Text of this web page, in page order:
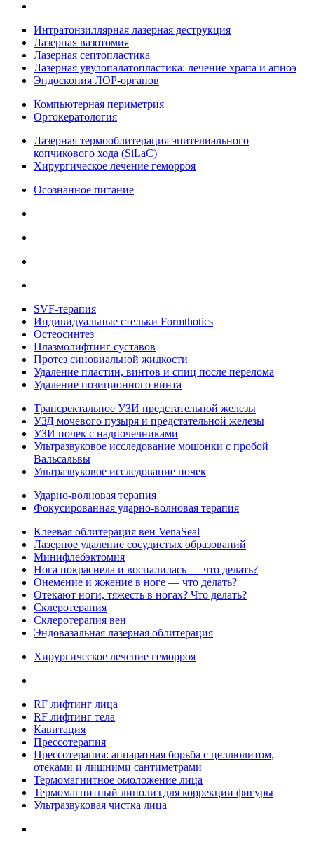
Интратонзиллярная лазерная деструкция
Лазерная вазотомия
Лазерная септопластика
Лазерная увулопалатопластика: лечение храпа и апноэ
Эндоскопия ЛОР-органов
Компьютерная периметрия
Ортокератология
Лазерная термооблитерация эпителиального
копчикового хода (SiLaC)
Хирургическое лечение геморроя
Осознанное питание
SVF-терапия
Индивидуальные стельки Formthotics
Остеосинтез
Плазмолифтинг суставов
Протез синовиальной жидкости
Удаление пластин, винтов и спиц после перелома
Удаление позиционного винта
Трансректальное УЗИ предстательной железы
УЗД мочевого пузыря и предстательной железы
УЗИ почек с надпочечниками
Ультразвуковое исследование мошонки с пробой
Вальсальвы
Ультразвуковое исследование почек
Ударно-волновая терапия
Фокусированная ударно-волновая терапия
Клеевая облитерация вен VenaSeal
Лазерное удаление сосудистых образований
Минифлебэктомия
Нога покраснела и воспалилась — что делать?
Онемение и жжение в ноге — что делать?
Отекают ноги, тяжесть в ногах? Что делать?
Склеротерапия
Склеротерапия вен
Эндовазальная лазерная облитерация
Хирургическое лечение геморроя
RF лифтинг лица
RF лифтинг тела
Кавитация
Прессотерапия
Прессотерапия: аппаратная борьба с целлюлитом,
отеками и лишними сантиметрами
Термомагнитное омоложение лица
Термомагнитный липолиз для коррекции фигуры
Ультразвуковая чистка лица